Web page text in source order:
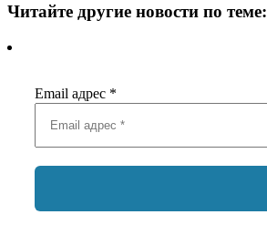
Читайте другие новости по теме:
Email адрес *